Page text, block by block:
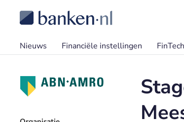
Nieuws Financiële instellingen FinTech